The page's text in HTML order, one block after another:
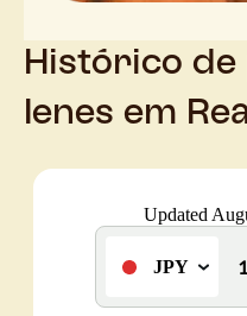
Histórico
Ienes em